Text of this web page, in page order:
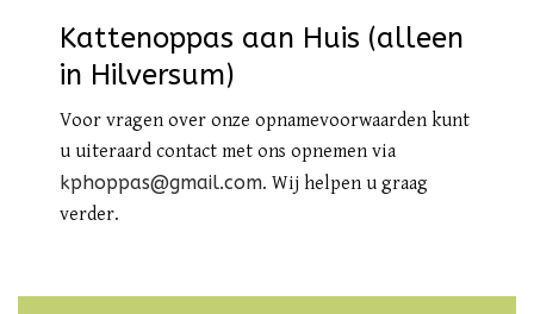
Kattenoppas aan Huis (alleen
in Hilversum)
Voor vragen over onze opnamevoorwaarden kunt
u uiteraard contact met ons opnemen via
kphoppas@gmail.com. Wij helpen u graag
verder.